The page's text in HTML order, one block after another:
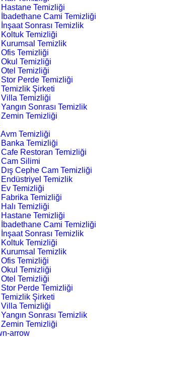
Hastane Temizliği
İbadethane Cami Temizliği
Sonrası Temizlik
Koltuk Temizliği
Kurumsal Temizlik
Ofis Temizliği
Okul Temizliği
Otel Temizliği
Stor Perde Temizliği
Temizlik Şirketi
Villa Temizliği
Sonrası Temizlik
Zemin Temizliği
Temizliği
Banka Temizliği
Cafe Restoran Temizliği
Cam Silimi
Dış Cephe Cam Temizliği
Endüstriyel Temizlik
Ev Temizliği
Fabrika Temizliği
Temizliği
Hastane Temizliği
İbadethane Cami Temizliği
Sonrası Temizlik
Koltuk Temizliği
Kurumsal Temizlik
Ofis Temizliği
Okul Temizliği
Otel Temizliği
Stor Perde Temizliği
Temizlik Şirketi
Villa Temizliği
Sonrası Temizlik
Zemin Temizliği